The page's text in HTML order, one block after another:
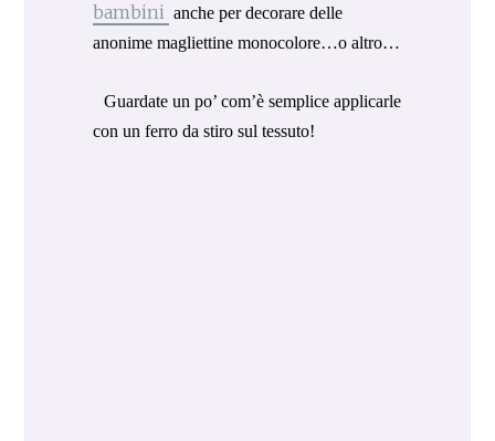
bambini anche per decorare delle
anonime magliettine monocolore…o altro…
Guardate un po’ com’è semplice applicarle
con un ferro da stiro sul tessuto!